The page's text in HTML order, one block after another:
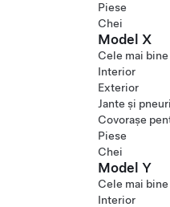
Piese
Chei
Model X
Cele mai
Interior
Exterior
Jante și pneuri
Covorașe
Piese
Chei
Model Y
Cele mai
Interior